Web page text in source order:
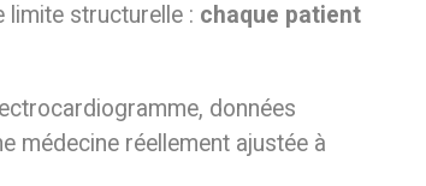
limite structurelle : chaque patient
données
médecine réellement ajustée à